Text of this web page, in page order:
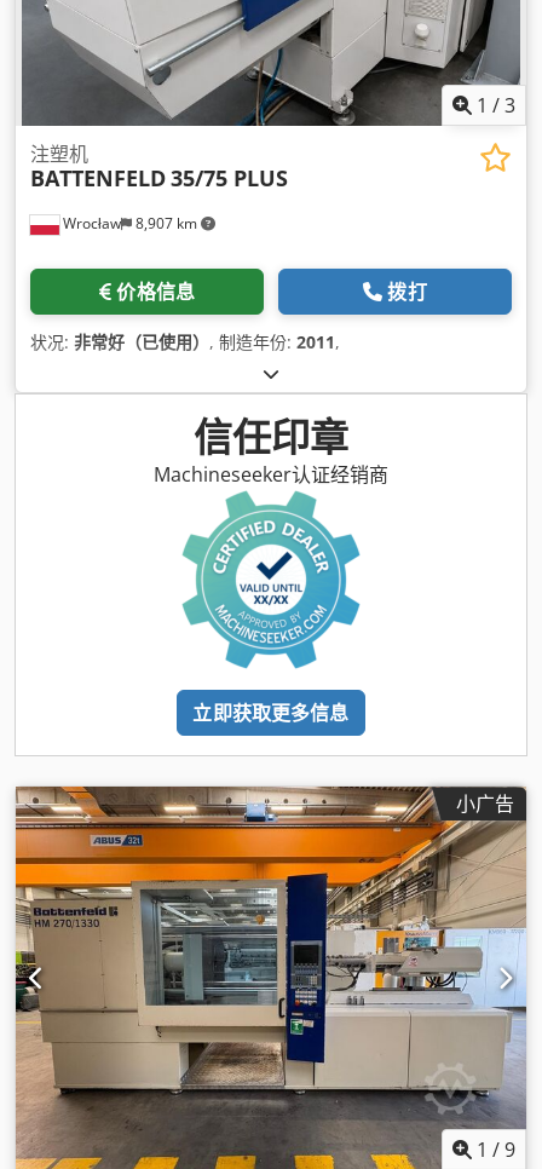
1 /3
Wrocław 8,907 km
注塑机
BATTENFELD35/75 PLUS
价格信息 拨打
状况: 非常好（已使用） , 制造年份: 2011,
信任印章
Machineseeker认证经销商
立即获取更多信息
小广告
1 /9